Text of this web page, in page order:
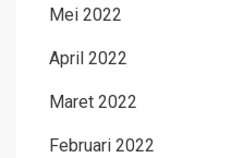
Mei 2022
April 2022
Maret 2022
Februari 2022